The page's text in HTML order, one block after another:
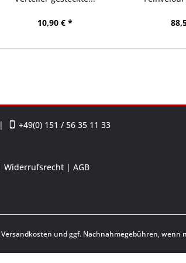
10,90 € *
| +49(0) 151 / 56 35 11 33
Widerrufsrecht AGB
Versandkosten und ggf. Nachnahmegebühren, wenn